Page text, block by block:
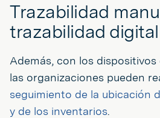
Trazabilidad
trazabilidad digital
Además, con los
las organizaciones pueden
seguimiento de la ubicación
y de los inventarios.